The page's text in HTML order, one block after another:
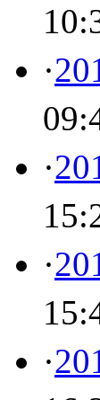
·
·
·
·